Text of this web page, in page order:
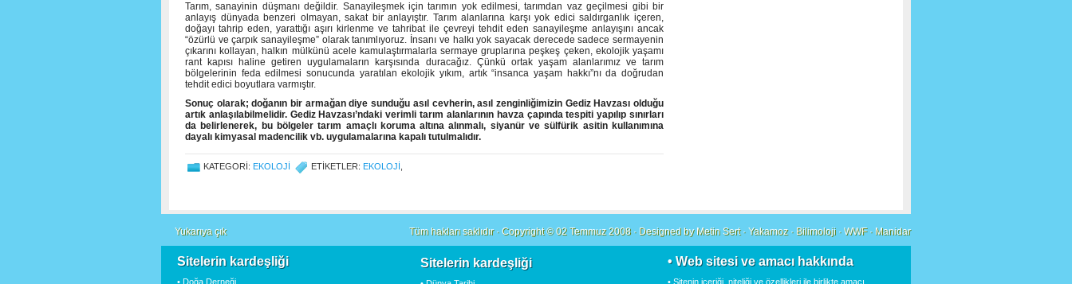
Tarım, sanayinin düşmanı değildir. Sanayileşmek için tarımın yok edilmesi, tarımdan vaz geçilmesi gibi bir
anlayış dünyada benzeri olmayan, sakat bir anlayıştır. Tarım alanlarına karşı yok edici saldırganlık içeren,
doğayı tahrip eden, yarattığı aşırı kirlenme ve tahribat ile çevreyi tehdit eden sanayileşme anlayışını ancak
“özürlü ve çarpık sanayileşme” olarak tanımlıyoruz. İnsanı ve halkı yok sayacak derecede sadece sermayenin
çıkarını kollayan, halkın mülkünü acele kamulaştırmalarla sermaye gruplarına peşkeş çeken, ekolojik yaşamı
rant kapısı haline getiren uygulamaların karşısında duracağız. Çünkü ortak yaşam alanlarımız ve tarım
bölgelerinin feda edilmesi sonucunda yaratılan ekolojik yıkım, artık “insanca yaşam hakkı”nı da doğrudan
tehdit edici boyutlara varmıştır.
Sonuç olarak; doğanın bir armağan diye sunduğu asıl cevherin, asıl zenginliğimizin Gediz Havzası olduğu
artık anlaşılabilmelidir. Gediz Havzası’ndaki verimli tarım alanlarının havza çapında tespiti yapılıp sınırları
da belirlenerek, bu bölgeler tarım amaçlı koruma altına alınmalı, siyanür ve sülfürik asitin kullanımına
dayalı kimyasal madencilik vb. uygulamalarına kapalı tutulmalıdır.
KATEGORI: EKOLOJI ETIKETLER: EKOLOJI
Yukarıya çık Tüm hakları saklıdır · Copyright © 02 Temmuz 2008 · Designed by Metin Sert· Yakamoz · Bilimoloji · WWF· Manidar
Sitelerin kardeşliği
• Doğa Derneği
Sitelerin kardeşliği • Web sitesi ve amacı hakkında
• Sitenin içeriği, niteliği ve özellikleri ile birlikte amacı